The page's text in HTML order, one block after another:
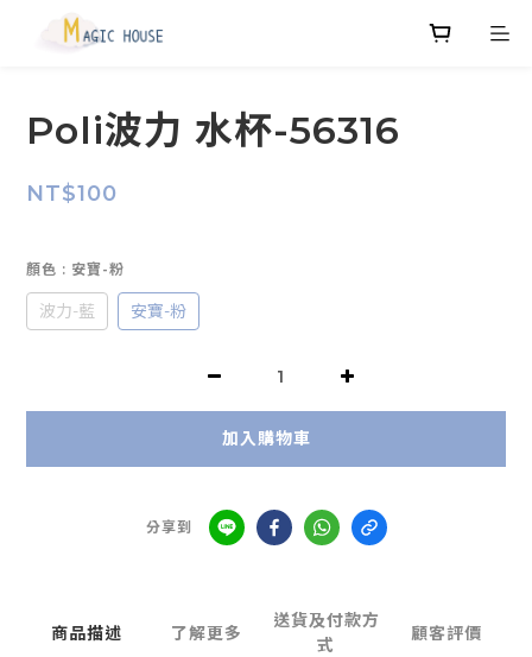
Poli波力 水杯-56316
NT$100
顏色 : 安寶-粉
波力-藍 安寶-粉
加入購物車
分享到
商品描述 了解更多
送貨及付款方
式
顧客評價